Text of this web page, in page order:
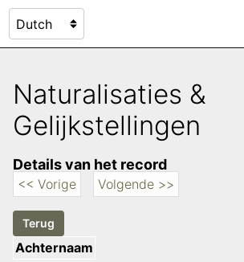
Naturalisaties &
Gelijkstellingen
Details van het record
<< Vorige Volgende >>
Achternaam